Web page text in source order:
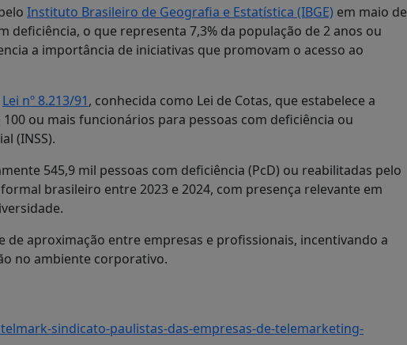
Instituto Brasileiro de Geografia e Estatística (IBGE) em maio de
deficiência, o que representa 7,3% da população de 2 anos ou
a importância de iniciativas que promovam o acesso ao
Lei nº 8.213/91, conhecida como Lei de Cotas, que estabelece a
ou mais funcionários para pessoas com deficiência ou
(INSS).
545,9 mil pessoas com deficiência (PcD) ou reabilitadas pelo
brasileiro entre 2023 e 2024, com presença relevante em
aproximação entre empresas e profissionais, incentivando a
no ambiente corporativo.
sindicato-paulistas-das-empresas-de-telemarketing-